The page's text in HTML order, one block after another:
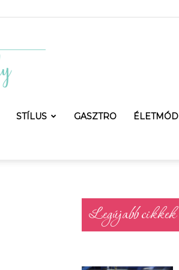
STÍLUS GASZTRO ÉLETMÓD
Legújabb cikkek